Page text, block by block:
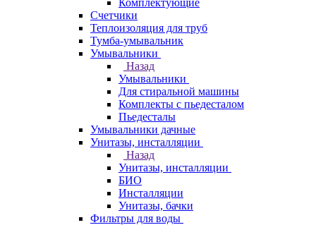
Комплектующие
Счетчики
Теплоизоляция для труб
Тумба-умывальник
Умывальники
Назад
Умывальники
Для стиральной машины
Комплекты с пьедесталом
Пьедесталы
Умывальники дачные
Унитазы, инсталляции
Назад
Унитазы, инсталляции
БИО
Инсталляции
Унитазы, бачки
Фильтры для воды